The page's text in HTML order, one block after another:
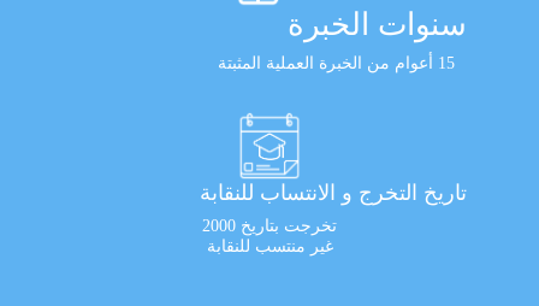
سنوات الخبرة
15 أعوام من الخبرة العملية المثبتة
تاريخ التخرج و الانتساب للنقابة
تخرجت بتاريخ 2000
غير منتسب للنقابة